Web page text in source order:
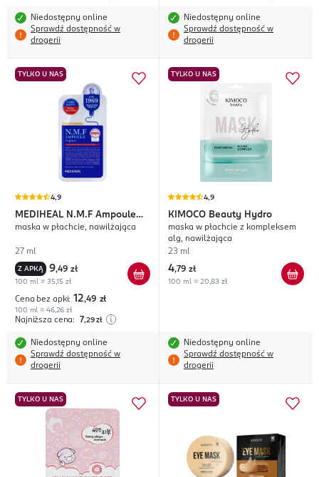
Niedostępny online
Sprawdź dostępność w
drogerii
Niedostępny online
Sprawdź dostępność w
drogerii
TYLKO U NAS
4,9
MEDIHEAL N.M.F Ampoule
Original
maska w płachcie, nawilżająca
27 ml
Z APKĄ 9,49 zł
100 ml = 35,15 zł
Cena bez apki: 12,49 zł
100 ml = 46,26 zł
Najniższa cena: 7,29 zł
Niedostępny online
Sprawdź dostępność w
drogerii
TYLKO U NAS
4,9
KIMOCO Beauty Hydro
maska w płachcie z kompleksem
alg, nawilżająca
23 ml
4,79 zł
100 ml = 20,83 zł
Niedostępny online
Sprawdź dostępność w
drogerii
TYLKO U NAS TYLKO U NAS